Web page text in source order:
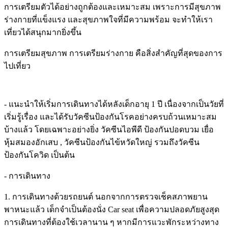
การเตรียมตัวได้อย่างถูกต้องและเหมาะสม เพราะการมีสุขภาพ
ร่างกายที่แข็งแรง และสุขภาพใจที่มีความพร้อม จะทำให้เรา
เที่ยวได้สนุกมากยิ่งขึ้น
การเตรียมสุขภาพ การเตรียมร่างกาย คือสิ่งสำคัญที่สุดของการ
ไปเที่ยว
- แนะนำให้เริ่มการเดินทางได้หลังเด็กอายุ 1 ปี เนื่องจากเป็นวัยที่
เริ่มรู้เรื่อง และได้รับวัคซีนป้องกันโรคอย่างครบถ้วนเหมาะสม
บ้างแล้ว โดยเฉพาะอย่างยิ่ง วัคซีนไอพีดี ป้องกันปอดบวม เยื่อ
หุ้มสมองอักเสบ , วัคซีนป้องกันไข้หวัดใหญ่ รวมถึงวัคซีน
ป้องกันโควิด เป็นต้น
- การเดินทาง
1. การเดินทางด้วยรถยนต์ นอกจากการตรวจเช็คสภาพยาน
พาหนะแล้ว เด็กจำเป็นต้องนั่ง Car seat เพื่อความปลอดภัยสูงสุด
การเดินทางที่ต้องใช้เวลานาน ๆ หากมีการแวะพักระหว่างทาง